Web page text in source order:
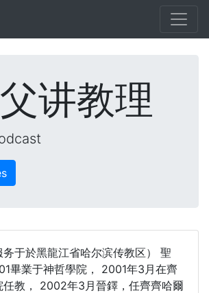
讲教理
于於黑龍江省哈尔滨传教区） 聖
畢業于神哲學院， 2001年3月在齊
任教， 2002年3月晉鐸，任齊齊哈爾